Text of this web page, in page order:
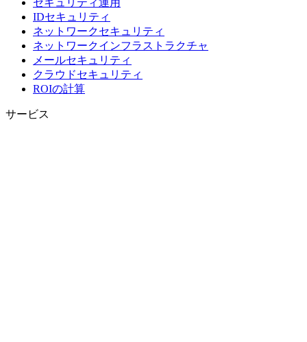
セキュリティ運用
IDセキュリティ
ネットワークセキュリティ
ネットワークインフラストラクチャ
メールセキュリティ
クラウドセキュリティ
ROIの計算
サービス